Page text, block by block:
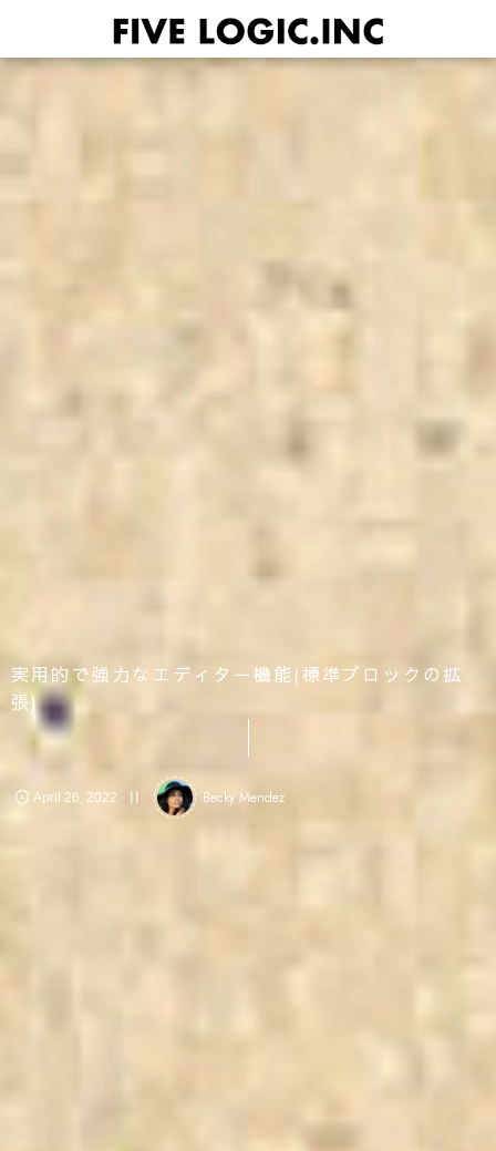
実用的で強力なエディター機能(標準ブロックの拡
張)
April 26 2022 Becky Mendez